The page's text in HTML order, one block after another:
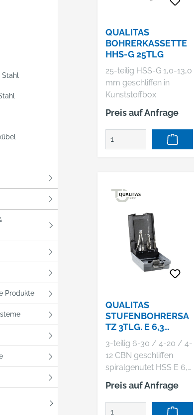
Produkte
QUALITAS
BOHRERKASSETTE
HHS-G 25TLG
25-teilig HSS-G 1,0-13,0
mm geschliffen in
Kunststoffbox
Preis auf Anfrage
QUALITAS
STUFENBOHRERSA
TZ 3TLG. E 6,3
BITAUFNAHME
3-teilig 6-30 / 4-20 / 4-
12 CBN geschliffen
spiralgenutet HSS E 6,3
Kunststoffbox
Preis auf Anfrage